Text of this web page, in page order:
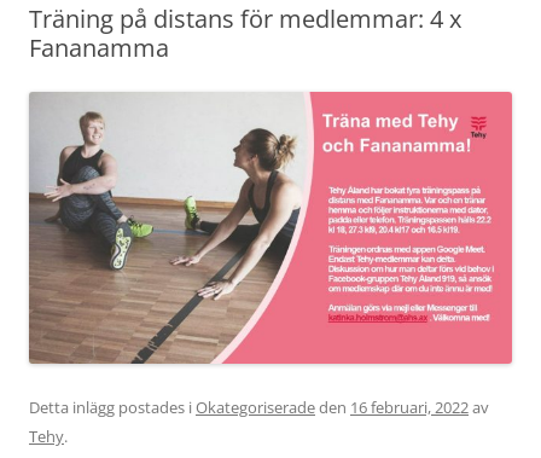
Träning på distans för medlemmar: 4 x
Fananamma
Detta inlägg postades iOkategoriseradeden 16 februari, 2022av
Tehy.